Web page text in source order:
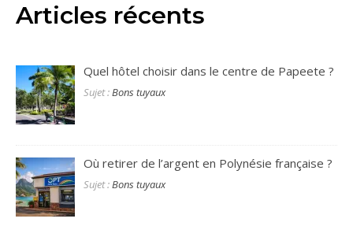
Articles récents
Quel hôtel choisir dans le centre de Papeete ?
Sujet :Bons tuyaux
Où retirer de l’argent en Polynésie française ?
Sujet :Bons tuyaux